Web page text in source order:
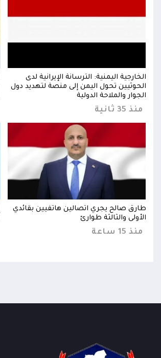
الخارجية اليمنية: الترسانة الإيرانية لدى
الحوثيين تحول اليمن إلى منصة لتهديد دول
الجوار والملاحة الدولية
منذ 35 ثانية
طارق صالح يجري اتصالين هاتفيين بقائدي
الأولى والثالثة طوارئ
منذ 15 ساعة